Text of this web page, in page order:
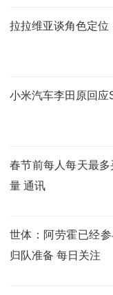
拉拉维亚谈角色定位
小米汽车李田原回
春节前每人每天最
量 通讯
世体：阿劳霍已经
归队准备 每日关注